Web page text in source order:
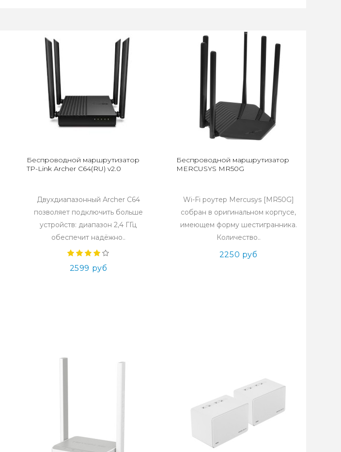
Беспроводной маршрутизатор
TP-Link Archer C64(RU) v2.0
Двухдиапазонный Archer C64
позволяет подключить больше
устройств: диапазон 2,4 ГГц
обеспечит надёжно..
2599 руб
Беспроводной маршрутизатор
MERCUSYS MR50G
Wi-Fi роутер Mercusys [MR50G]
собран в оригинальном корпусе,
имеющем форму шестигранника.
Количество..
2250 руб